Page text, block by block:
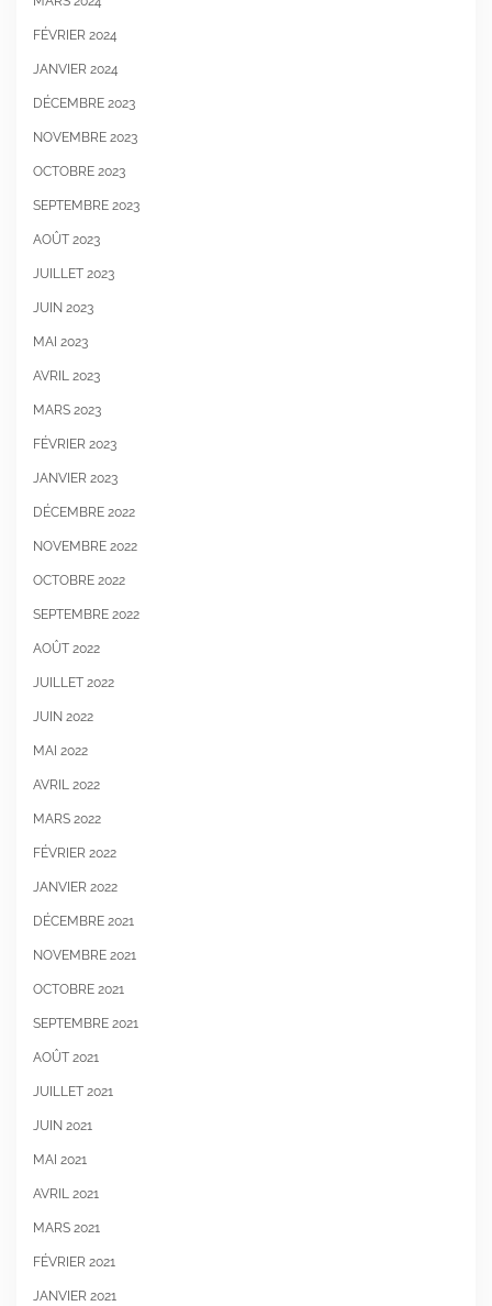
FÉVRIER 2024
JANVIER 2024
DÉCEMBRE 2023
NOVEMBRE 2023
OCTOBRE 2023
SEPTEMBRE 2023
AOÛT 2023
JUILLET 2023
JUIN 2023
MAI 2023
AVRIL 2023
MARS 2023
FÉVRIER 2023
JANVIER 2023
DÉCEMBRE 2022
NOVEMBRE 2022
OCTOBRE 2022
SEPTEMBRE 2022
AOÛT 2022
JUILLET 2022
JUIN 2022
MAI 2022
AVRIL 2022
MARS 2022
FÉVRIER 2022
JANVIER 2022
DÉCEMBRE 2021
NOVEMBRE 2021
OCTOBRE 2021
SEPTEMBRE 2021
AOÛT 2021
JUILLET 2021
JUIN 2021
MAI 2021
AVRIL 2021
MARS 2021
FÉVRIER 2021
JANVIER 2021